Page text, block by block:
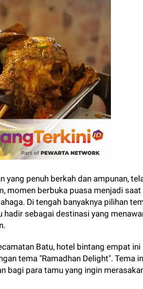
yang penuh berkah dan ampunan,
momen berbuka puasa menjadi saat
Di tengah banyaknya pilihan
hadir sebagai destinasi yang
Batu, hotel bintang empat ini
tema "Ramadhan Delight". Tema
bagi para tamu yang ingin